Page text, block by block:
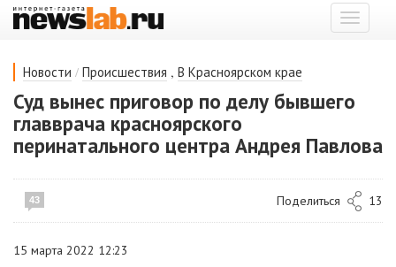
Показать
меню
Новости / Происшествия , В Красноярском крае
Суд вынес приговор по делу бывшего
главврача красноярского
перинатального центра Андрея Павлова
43 Поделиться 13
15 марта 2022 12:23